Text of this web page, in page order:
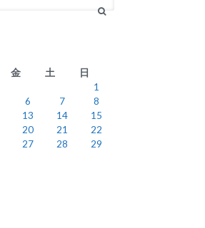
金 土
日
1
6 7
8
13 14
15
20 21
22
27 28
29